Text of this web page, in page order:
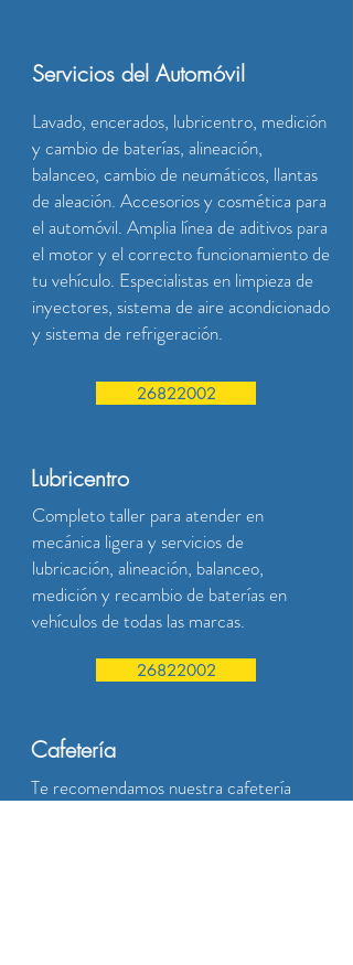
Servicios del Automóvil
Lavado, encerados, lubricentro, medición
y cambio de baterías, alineación,
balanceo, cambio de neumáticos, llantas
de aleación. Accesorios y cosmética para
el automóvil. Amplia línea de aditivos para
el motor y el correcto funcionamiento de
tu vehículo. Especialistas en limpieza de
inyectores, sistema de aire acondicionado
y sistema de refrigeración.
26822002
Lubricentro
Completo taller para atender en
mecánica ligera y servicios de
lubricación, alineación, balanceo,
medición y recambio de baterías en
vehículos de todas las marcas.
26822002
Cafetería
Te recomendamos nuestra cafetería